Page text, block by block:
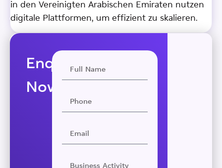
in den Vereinigten Arabischen Emiraten nutzen
digitale Plattformen, um effizient zu skalieren.
Enquire
Now